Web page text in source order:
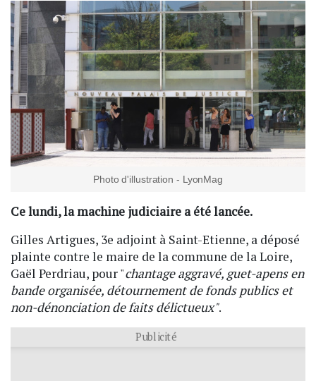
Photo d'illustration - LyonMag
Ce lundi, la machine judiciaire a été lancée.
Gilles Artigues, 3e adjoint à Saint-Etienne, a déposé
plainte contre le maire de la commune de la Loire,
Gaël Perdriau, pour "chantage aggravé, guet-apens en
bande organisée, détournement de fonds publics et
non-dénonciation de faits délictueux".
Publicité